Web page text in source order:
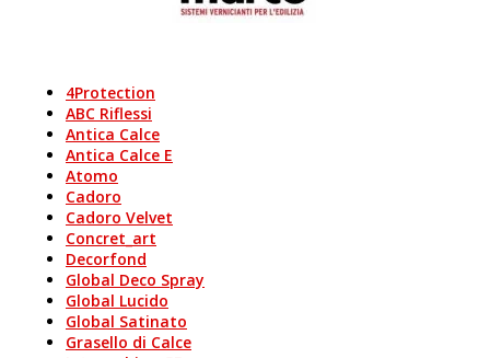
4Protection
ABC Riflessi
Antica Calce
Antica Calce E
Atomo
Cadoro
Cadoro Velvet
Concret_art
Decorfond
Global Deco Spray
Global Lucido
Global Satinato
Grasello di Calce